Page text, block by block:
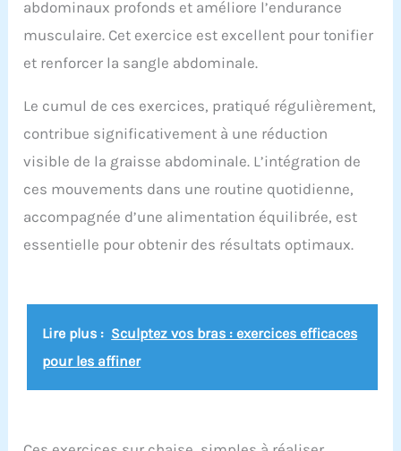
abdominaux profonds et améliore l’endurance
musculaire. Cet exercice est excellent pour tonifier
et renforcer la sangle abdominale.
Le cumul de ces exercices, pratiqué régulièrement,
contribue significativement à une réduction
visible de la graisse abdominale. L’intégration de
ces mouvements dans une routine quotidienne,
accompagnée d’une alimentation équilibrée, est
essentielle pour obtenir des résultats optimaux.
Lire plus : Sculptez vos bras : exercices efficaces
pour les affiner